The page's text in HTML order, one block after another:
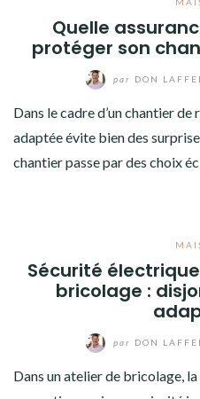
Quelle
protéger son
par DON
Dans le cadre d’un chantier
adaptée évite bien des
chantier passe par des choix
Sécurité
bricolage :
par DON
Dans un atelier de bricolage,